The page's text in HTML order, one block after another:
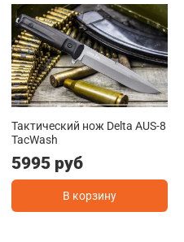
Тактический нож Delta AUS-8
TacWash
5995 руб
В корзину